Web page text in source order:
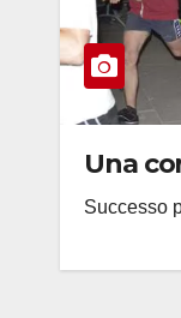
Una
Successo